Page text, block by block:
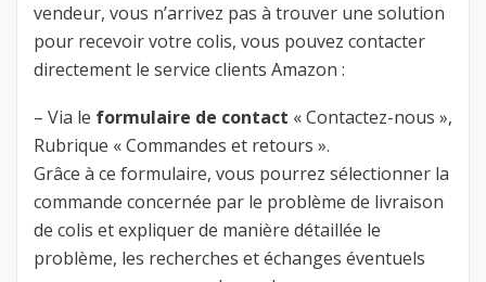
vendeur, vous n’arrivez pas à trouver une solution
pour recevoir votre colis, vous pouvez contacter
directement le service clients Amazon :
– Via le formulaire de contact « Contactez-nous »,
Rubrique « Commandes et retours ».
Grâce à ce formulaire, vous pourrez sélectionner la
commande concernée par le problème de livraison
de colis et expliquer de manière détaillée le
problème, les recherches et échanges éventuels